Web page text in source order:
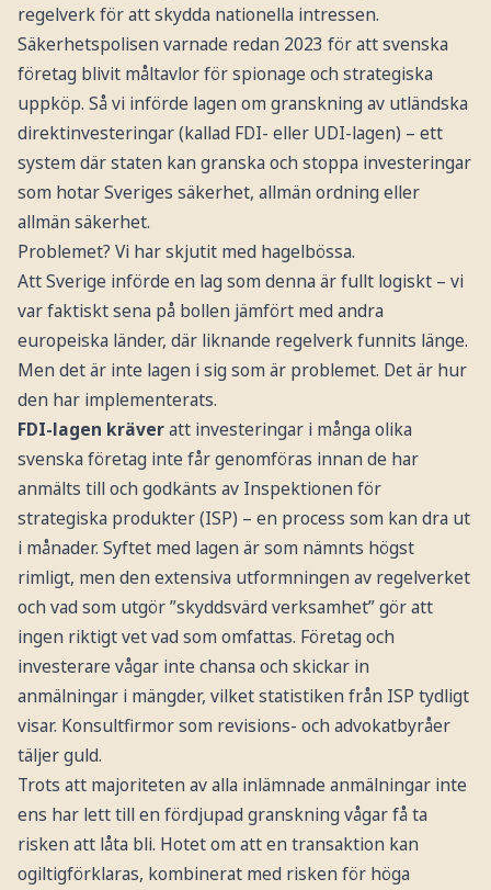
regelverk för att skydda nationella intressen.
Säkerhetspolisen varnade redan 2023 för att svenska
företag blivit måltavlor för spionage och strategiska
uppköp. Så vi införde lagen om granskning av utländska
direktinvesteringar (kallad FDI- eller UDI-lagen) – ett
system där staten kan granska och stoppa investeringar
som hotar Sveriges säkerhet, allmän ordning eller
allmän säkerhet.
Problemet? Vi har skjutit med hagelbössa.
Att Sverige införde en lag som denna är fullt logiskt – vi
var faktiskt sena på bollen jämfört med andra
europeiska länder, där liknande regelverk funnits länge.
Men det är inte lagen i sig som är problemet. Det är hur
den har implementerats.
FDI-lagen kräveratt investeringar i många olika
svenska företag inte får genomföras innan de har
anmälts till och godkänts av Inspektionen för
strategiska produkter (ISP) – en process som kan dra ut
i månader. Syftet med lagen är som nämnts högst
rimligt, men den extensiva utformningen av regelverket
och vad som utgör ”skyddsvärd verksamhet” gör att
ingen riktigt vet vad som omfattas. Företag och
investerare vågar inte chansa och skickar in
anmälningar i mängder, vilket statistiken från ISP tydligt
visar. Konsultfirmor som revisions- och advokatbyråer
täljer guld.
Trots att majoriteten av alla inlämnade anmälningar inte
ens har lett till en fördjupad granskning vågar få ta
risken att låta bli. Hotet om att en transaktion kan
ogiltigförklaras, kombinerat med risken för höga